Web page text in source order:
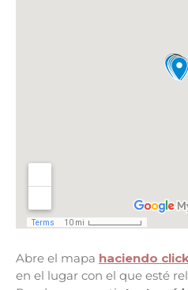
Abre el mapa haciendo
en el lugar con el que esté